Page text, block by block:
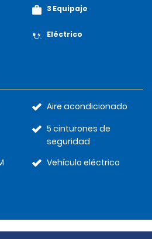
3 Equipaje
Eléctrico
Aire acondicionado
5 cinturones de
seguridad
Vehículo eléctrico